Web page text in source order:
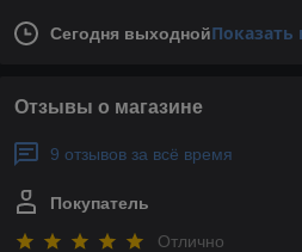
Сегодня выходнойПоказать
Отзывы о магазине
9 отзывов за всё время
Покупатель
Отлично